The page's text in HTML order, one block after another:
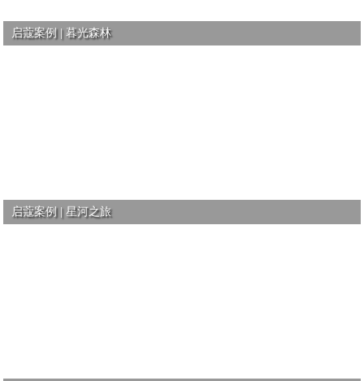
启蔻案例 | 暮光森林
启蔻案例 | 星河之旅